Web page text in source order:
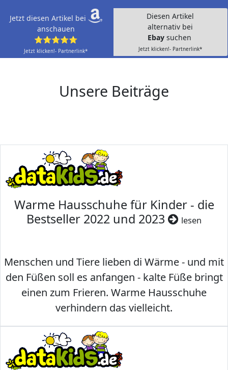
Jetzt diesen Artikel bei
anschauen
⭐⭐⭐⭐⭐
Jetzt klicken!- Partnerlink*
Diesen Artikel
alternativ bei
Ebay suchen
Jetzt klicken!- Partnerlink*
Unsere Beiträge
Warme Hausschuhe für Kinder - die
Bestseller 2022 und 2023
lesen
Menschen und Tiere lieben di Wärme - und mit
den Füßen soll es anfangen - kalte Füße bringt
einen zum Frieren. Warme Hausschuhe
verhindern das vielleicht.